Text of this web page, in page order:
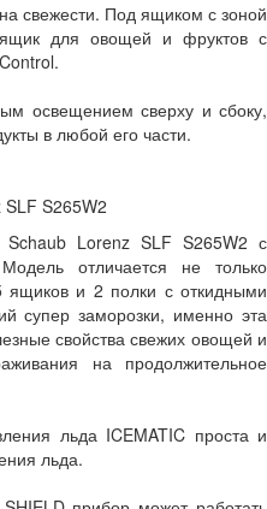
свежести. Под ящиком с зоной
для овощей и фруктов с
освещением сверху и сбоку,
в любой его части.
S265W2
Schaub Lorenz SLF S265W2 с
отличается не только
и 2 полки с откидными
супер заморозки, именно эта
свойства свежих овощей и
на продолжительное
льда ICEMATIC проста и
льда.